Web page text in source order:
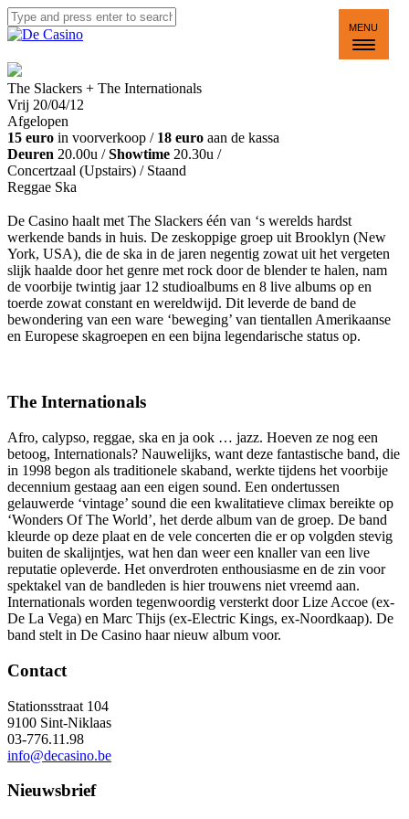
The Slackers + The Internationals
Vrij 20/04/12
Afgelopen
15 euro in voorverkoop / 18 euro aan de kassa
Deuren 20.00u /Showtime 20.30u /
Concertzaal (Upstairs) / Staand
Reggae Ska
De Casino haalt met The Slackers één van ‘s werelds hardst
werkende bands in huis. De zeskoppige groep uit Brooklyn (New
York, USA), die de ska in de jaren negentig zowat uit het vergeten
slijk haalde door het genre met rock door de blender te halen, nam
de voorbije twintig jaar 12 studioalbums en 8 live albums op en
toerde zowat constant en wereldwijd. Dit leverde de band de
bewondering van een ware ‘beweging’ van tientallen Amerikaanse
en Europese skagroepen en een bijna legendarische status op.
The Internationals
Afro, calypso, reggae, ska en ja ook … jazz. Hoeven ze nog een
betoog, Internationals? Nauwelijks, want deze fantastische band, die
in 1998 begon als traditionele skaband, werkte tijdens het voorbije
decennium gestaag aan een eigen sound. Een ondertussen
gelauwerde ‘vintage’ sound die een kwalitatieve climax bereikte op
‘Wonders Of The World’, het derde album van de groep. De band
kleurde op deze plaat en de vele concerten die er op volgden stevig
buiten de skalijntjes, wat hen dan weer een knaller van een live
reputatie opleverde. Het onverdroten enthousiasme en de zin voor
spektakel van de bandleden is hier trouwens niet vreemd aan.
Internationals worden tegenwoordig versterkt door Lize Accoe (ex-
De La Vega) en Marc Thijs (ex-Electric Kings, ex-Noordkaap). De
band stelt in De Casino haar nieuw album voor.
Contact
Stationsstraat 104
9100 Sint-Niklaas
03-776.11.98
info@decasino.be
Nieuwsbrief
MENU